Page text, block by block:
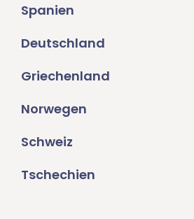
Spanien
Deutschland
Griechenland
Norwegen
Schweiz
Tschechien